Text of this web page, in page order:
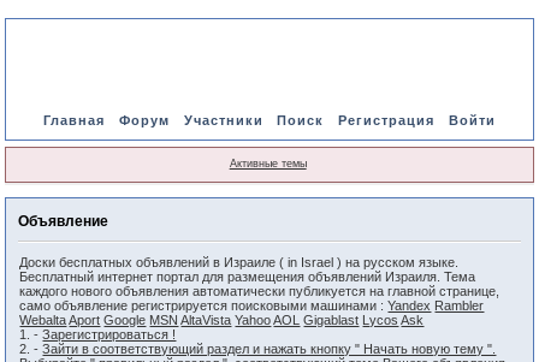
Главная Форум Участники Поиск Регистрация Войти
Активные темы
Объявление
Доски бесплатных объявлений в Израиле ( in Israel ) на русском языке.
Бесплатный интернет портал для размещения объявлений Израиля. Тема
каждого нового объявления автоматически публикуется на главной странице,
само объявление регистрируется поисковыми машинами :Yandex Rambler
Webalta Aport Google MSN AltaVista Yahoo AOL Gigablast Lycos Ask
1. -Зарегистрироваться !
2. -Зайти в соответствующий раздел и нажать кнопку " Начать новую тему ".